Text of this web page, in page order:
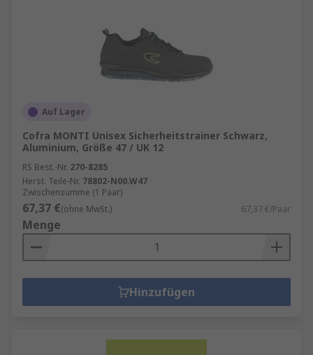
Auf Lager
Cofra MONTI Unisex Sicherheitstrainer Schwarz,
Aluminium, Größe 47 / UK 12
RS Best.-Nr. 270-8285
Herst. Teile-Nr. 78802-N00.W47
Zwischensumme (1 Paar)
67,37 €(ohne MwSt.) 67,37 €/Paar
Menge
Hinzufügen